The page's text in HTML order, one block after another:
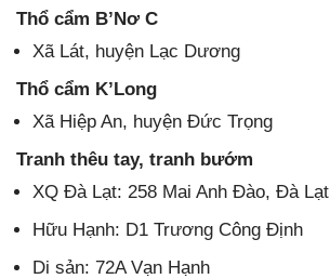
Thổ cẩm B’Nơ C
Xã Lát, huyện Lạc Dương
Thổ cẩm K’Long
Xã Hiệp An, huyện Đức Trọng
Tranh thêu tay, tranh bướm
XQ Đà Lạt: 258 Mai Anh Đào, Đà Lạt
Hữu Hạnh: D1 Trương Công Định
Di sản: 72A Vạn Hạnh